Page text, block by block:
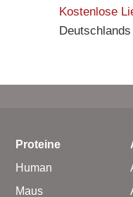
Kostenlose
Deutschlands
Proteine
Human
Maus